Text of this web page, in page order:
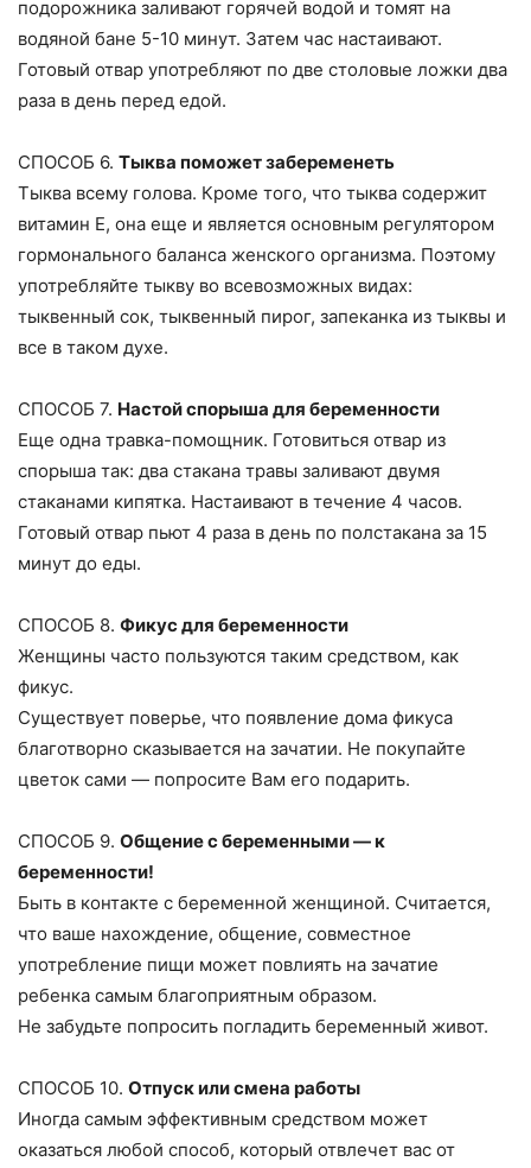
подорожника заливают горячей водой и томят на
водяной бане 5-10 минут. Затем час настаивают.
Готовый отвар употребляют по две столовые ложки два
раза в день перед едой.
СПОСОБ 6. Тыква поможет забеременеть
Тыква всему голова. Кроме того, что тыква содержит
витамин Е, она еще и является основным регулятором
гормонального баланса женского организма. Поэтому
употребляйте тыкву во всевозможных видах:
тыквенный сок, тыквенный пирог, запеканка из тыквы и
все в таком духе.
СПОСОБ 7. Настой спорыша для беременности
Еще одна травка-помощник. Готовиться отвар из
спорыша так: два стакана травы заливают двумя
стаканами кипятка. Настаивают в течение 4 часов.
Готовый отвар пьют 4 раза в день по полстакана за 15
минут до еды.
СПОСОБ 8. Фикус для беременности
Женщины часто пользуются таким средством, как
фикус.
Существует поверье, что появление дома фикуса
благотворно сказывается на зачатии. Не покупайте
цветок сами — попросите Вам его подарить.
СПОСОБ 9. Общение с беременными — к
беременности!
Быть в контакте с беременной женщиной. Считается,
что ваше нахождение, общение, совместное
употребление пищи может повлиять на зачатие
ребенка самым благоприятным образом.
Не забудьте попросить погладить беременный живот.
СПОСОБ 10. Отпуск или смена работы
Иногда самым эффективным средством может
оказаться любой способ, который отвлечет вас от